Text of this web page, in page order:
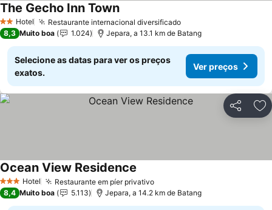
2 Estrelas
Hotel Restaurante internacional diversificadoVer preços
The Gecho Inn TownVer preços
8,3 Muito boa 1.024 Jepara, a 13.1 km de Batang
Selecione as datas para ver os preços
exatos.
Ver preços
Partilhar
3 EstrelasHotel Restaurante em píer privativoVer preços
Ocean View Residence
8,4 Muito boa 5.113 Jepara, a 14.2 km de Batang